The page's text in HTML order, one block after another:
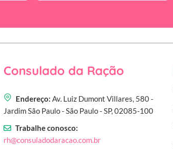
Consulado da Ração
Endereço: Av. Luiz Dumont Villares, 580 -
Jardim São Paulo - São Paulo - SP, 02085-100
Trabalhe conosco:
rh@consuladodaracao.com.br